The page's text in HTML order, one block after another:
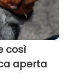
così
aperta